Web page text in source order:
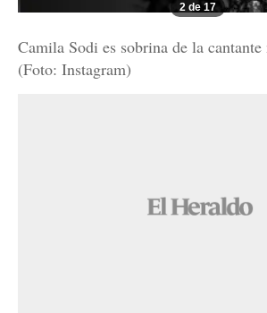
2 de 17
Camila Sodi es sobrina de la
(Foto: Instagram)